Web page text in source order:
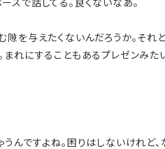
スで話してる。良くないなあ。
隙を与えたくないんだろうか。それ
まれにすることもあるプレゼンみた
んですよね。困りはしないけれど